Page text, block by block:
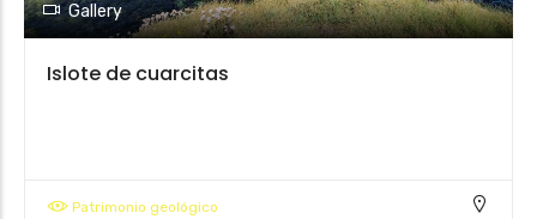
Gallery
Islote de cuarcitas
Patrimonio geológico